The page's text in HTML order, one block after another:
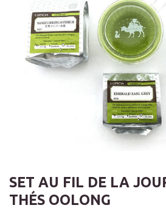
SET AU FIL DE LA
THÉS OOLONG